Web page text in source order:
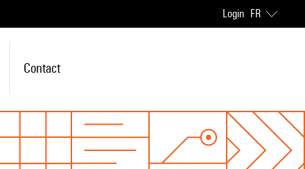
Login FR
Contact